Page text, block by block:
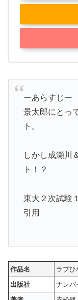
ーあらすじー
景太郎にとっ
ト。
しかし成瀬川
ト！？
東大２次試験
引用
作品名
ラブひ
出版社
ナンバ